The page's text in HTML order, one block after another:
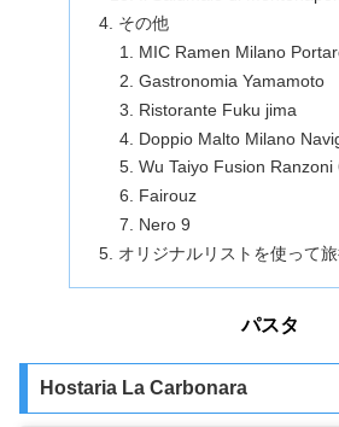
その他
MIC Ramen Milano
Gastronomia Yamamoto
Ristorante Fuku jima
Doppio Malto Milano
Wu Taiyo Fusion Ranzoni
Fairouz
Nero 9
オリジナルリストを使って旅
パスタ
Hostaria La Carbonara